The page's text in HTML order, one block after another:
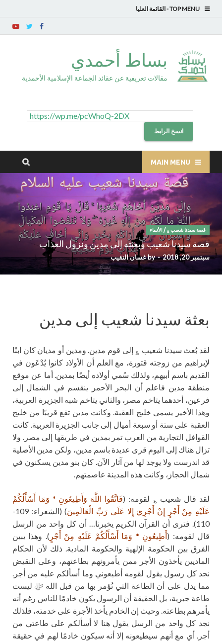
TOP MENU
بساط أحمدي
مقالات تعريفية عن عقائد الجماعة الإسلامية الأحمدية
انسخ الرابط
MAIN MENU
قصة سيدنا شعيب ؏/ الأنبياء
قصة سيدنا شعيب وبعثته إلى مدين ونزول العذاب
سبتمبر 20, 2018 -
byغسان النقيب
بعثة سيدنا شعيب إلى مدين
لقد بُعث سيدنا شعيب ؏ إلى قوم مدين. ومدين أو مديان كان ابنًا
لإبراهيم من زوجته قتورة، مع العلم أن الأولاد كانوا يُدْعَون في
القديم باسم أبيهم، ولذلك سُمي أولاده أيضًا بمدين. أما عن موقع
منطقة مدين فاعلم أن البحر الأحمر ينقسم في الشمال إلى
فرعين، أحدهما يتاخم مصر، والثاني يتاخم شبه الجزيرة العربية،
وهذا الأخير يسمى خليج العقبة. وكانت مدين تقع قريبًا من خليج
العقبة على ستة أو سبعة أميال إلى جانب الجزيرة العربية. كانت
القوافل التجارية من العرب تمر بمدين في طريقها إلى مصر. ولا
تزال هناك إلى اليوم قرى عديدة باسم مدين، ولكن مدين الأصلية
قد اندرست ولا يوجد لها من آثار الآن. كان بنو مدين يسكنون في
شمال الحجاز، وكانت هذه المدينة عاصمتهم.
لقد قال شعيب ؏ لقومه: (فَاتَّقُوا اللَّهَ وَأَطِيعُونِ * وَمَا أَسْأَلُكُمْ
عَلَيْهِ مِنْ أَجْرٍ إِنْ أَجْرِيَ إِلا عَلَى رَبِّ الْعَالَمِينَ
) (الشعراء: 109-
110). فترى أن القرآن الكريم يخبرنا… أن كل واحد من الرسل
قال لقومه: (أَطِيعُونِ * وَمَا أَسْأَلُكُمْ عَلَيْهِ مِنْ أَجْرٍ ). وهذا يبين
الفرق بين الحكومة الإلهية والحكومة المادية. ذلك لأن الحكام
الماديين يأخذون الأجر ممن يأمرونهم بطاعتهم، وعلى النقيض
نجد كل رسول يقول لقومه أطيعوني وما أسألكم عليه من أجر.
مما يدل على أن الطاعة التي نُؤمر بها من قبل الله ﷻ ليست
طاعة جبرية، بل الحقيقة أن الرسول يكون خادمًا للناس رغم أنه
يأمرهم بطاعته. وحيث إن الخادم يأخذ الأجرة على خدمته، فلذلك
نجد كل واحد من الرسل يقول هنا لا أسألكم على طاعتي من
أجر. أي مع أنهم سيطيعونه إلا أنه سيكون خادمًا لهم في حقيقة